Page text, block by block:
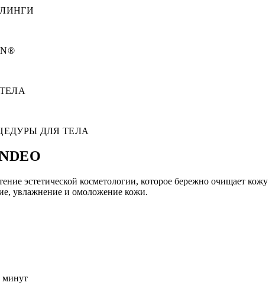
ДЛЯ ТЕЛА
эстетической косметологии, которое бережно очищает
увлажнение и омоложение кожи.
минут